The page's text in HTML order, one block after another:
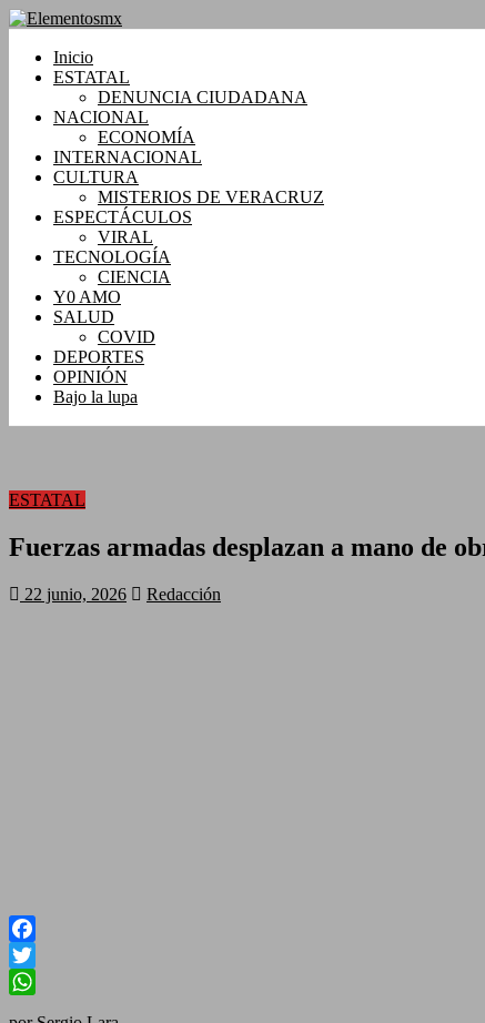
Saltar
contenido
Elementosmx
Periodismo
fundamento
Inicio
ESTATAL
DENUNCIA CIUDADANA
NACIONAL
ECONOMÍA
INTERNACIONAL
CULTURA
MISTERIOS DE VERACRUZ
ESPECTÁCULOS
VIRAL
TECNOLOGÍA
CIENCIA
Y0 AMO
SALUD
COVID
DEPORTES
OPINIÓN
Bajo la lupa
ESTATAL
Fuerzas armadas desplazan a mano de
22 junio, 2026 Redacción
Facebook
Twitter